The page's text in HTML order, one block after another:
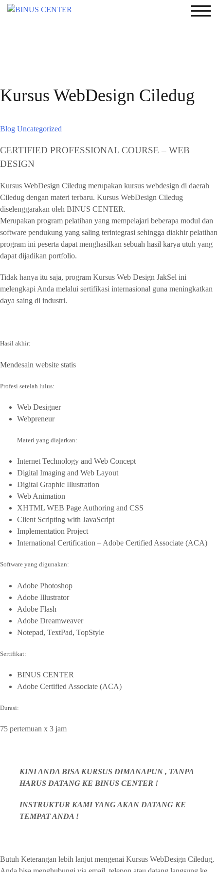
Kursus WebDesign Ciledug
Blog Uncategorized
CERTIFIED PROFESSIONAL COURSE – WEB
DESIGN
Kursus WebDesign Ciledug merupakan kursus webdesign di daerah
Ciledug dengan materi terbaru. Kursus WebDesign Ciledug
diselenggarakan oleh BINUS CENTER.
Merupakan program pelatihan yang mempelajari beberapa modul dan
software pendukung yang saling terintegrasi sehingga diakhir pelatihan
program ini peserta dapat menghasilkan sebuah hasil karya utuh yang
dapat dijadikan portfolio.
Tidak hanya itu saja, program Kursus Web Design JakSel ini
melengkapi Anda melalui sertifikasi internasional guna meningkatkan
daya saing di industri.
Hasil akhir:
Mendesain website statis
Profesi setelah lulus:
Web Designer
Webpreneur
Materi yang diajarkan:
Internet Technology and Web Concept
Digital Imaging and Web Layout
Digital Graphic Illustration
Web Animation
XHTML WEB Page Authoring and CSS
Client Scripting with JavaScript
Implementation Project
International Certification – Adobe Certified Associate (ACA)
Software yang digunakan:
Adobe Photoshop
Adobe Illustrator
Adobe Flash
Adobe Dreamweaver
Notepad, TextPad, TopStyle
Sertifikat:
BINUS CENTER
Adobe Certified Associate (ACA)
Durasi:
75 pertemuan x 3 jam
KINI ANDA BISA KURSUS DIMANAPUN , TANPA
HARUS DATANG KE BINUS CENTER !
INSTRUKTUR KAMI YANG AKAN DATANG KE
TEMPAT ANDA !
Butuh Keterangan lebih lanjut mengenai Kursus WebDesign Ciledug,